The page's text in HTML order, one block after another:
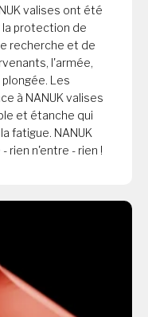
valises ont été
la protection de
recherche et de
l'armée,
Les
à NANUK valises
et étanche qui
fatigue. NANUK
rien n'entre - rien !